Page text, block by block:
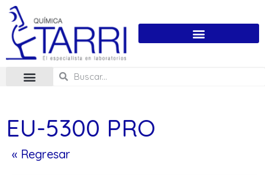
EU-5300 PRO
« Regresar